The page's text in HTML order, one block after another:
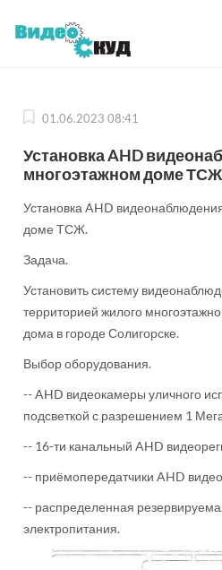
01.06.2023 08:41
Установка AHD
многоэтажном доме ТСЖ
Установка AHD
доме ТСЖ.
Задача.
Установить систему
территорией жилого
дома в городе Солигорске.
Выбор оборудования.
-- AHD видеокамеры уличного
подсветкой с разрешением 1
-- 16-ти канальный AHD
-- приёмопередатчики AHD
-- распределенная
электропитания.